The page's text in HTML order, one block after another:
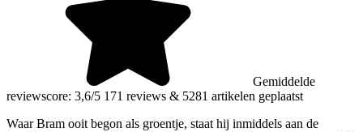
Gemiddelde
reviewscore: 3,6/5 171 reviews & 5281 artikelen geplaatst
Waar Bram ooit begon als groentje, staat hij inmiddels aan de